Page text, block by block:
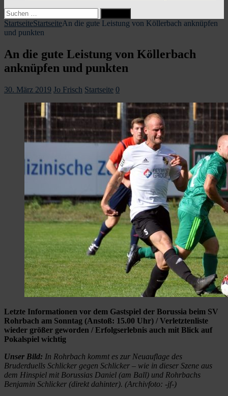
Suchen
nach:
StartseiteStartseiteAn die gute Leistung von Köllerbach anknüpfen
und punkten
An die gute Leistung von Köllerbach
anknüpfen und punkten
30. März 2019 Jo Frisch Startseite 0
Letzte Informationen vor dem Gastspiel der Borussia beim SV
Rohrbach am Sonntag (Anstoß: 15.00 Uhr) / Verletztenliste
wieder größer geworden / Erfolgserlebnis auch mit Blick auf
Pokalspiel wichtig
Unser Bild: In Rohrbach kommt es zur Neuauflage des
Bruderduells Schlicker gegen Schlicker – wie in dieser Szene aus
dem Hinspiel mit Borussias Daniel (am Ball) und Rohrbachs
Benjamin Schlicker (direkt dahinter). (Archivfoto: -jf-)